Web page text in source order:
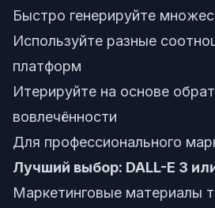
Быстро генерируйте
Используйте разные
платформ
Итерируйте на основе
вовлечённости
Для профессионального
Лучший выбор: DALL-E 3
Маркетинговые материалы